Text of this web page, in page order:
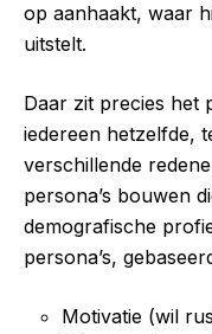
op aanhaakt, waar
uitstelt.
Daar zit precies het
iedereen hetzelfde,
verschillende
persona’s bouwen
demografische
persona’s,
Motivatie (wil